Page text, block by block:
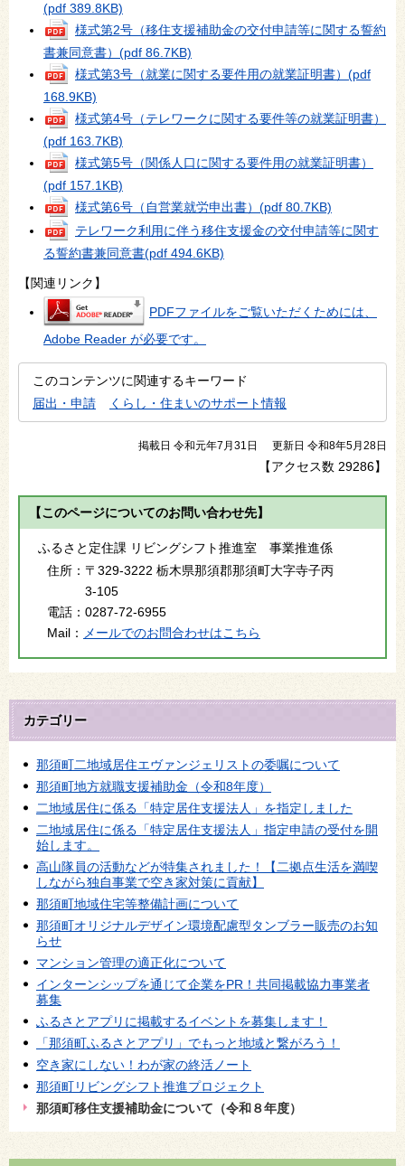
(pdf 389.8KB)
様式第2号（移住支援補助金の交付申請等に関する誓約
書兼同意書） (pdf 86.7KB)
様式第3号（就業に関する要件用の就業証明書） (pdf
168.9KB)
様式第4号（テレワークに関する要件等の就業証明書）
(pdf 163.7KB)
様式第5号（関係人口に関する要件用の就業証明書）
(pdf 157.1KB)
様式第6号（自営業就労申出書） (pdf 80.7KB)
テレワーク利用に伴う移住支援金の交付申請等に関す
る誓約書兼同意書(pdf 494.6KB)
【関連リンク】
PDFファイルをご覧いただくためには、
Adobe Reader が必要です。
このコンテンツに関連するキーワード
届出・申請
くらし・住まいのサポート情報
掲載日 令和元年7月31日 更新日 令和8年5月28日
【アクセス数 29286】
【このページについてのお問い合わせ先】
ふるさと定住課 リビングシフト推進室 事業推進係
住所： 〒329-3222 栃木県那須郡那須町大字寺子丙
3-105
電話： 0287-72-6955
Mail：
メールでのお問合わせはこちら
カテゴリー
那須町二地域居住エヴァンジェリストの委嘱について
那須町地方就職支援補助金（令和8年度）
二地域居住に係る「特定居住支援法人」を指定しました
二地域居住に係る「特定居住支援法人」指定申請の受付を開
始します。
高山隊員の活動などが特集されました！【二拠点生活を満喫
しながら独自事業で空き家対策に貢献】
那須町地域住宅等整備計画について
那須町オリジナルデザイン環境配慮型タンブラー販売のお知
らせ
マンション管理の適正化について
インターンシップを通じて企業をPR！共同掲載協力事業者
募集
ふるさとアプリに掲載するイベントを募集します！
「那須町ふるさとアプリ」でもっと地域と繋がろう！
空き家にしない！わが家の終活ノート
那須町リビングシフト推進プロジェクト
那須町移住支援補助金について（令和８年度）